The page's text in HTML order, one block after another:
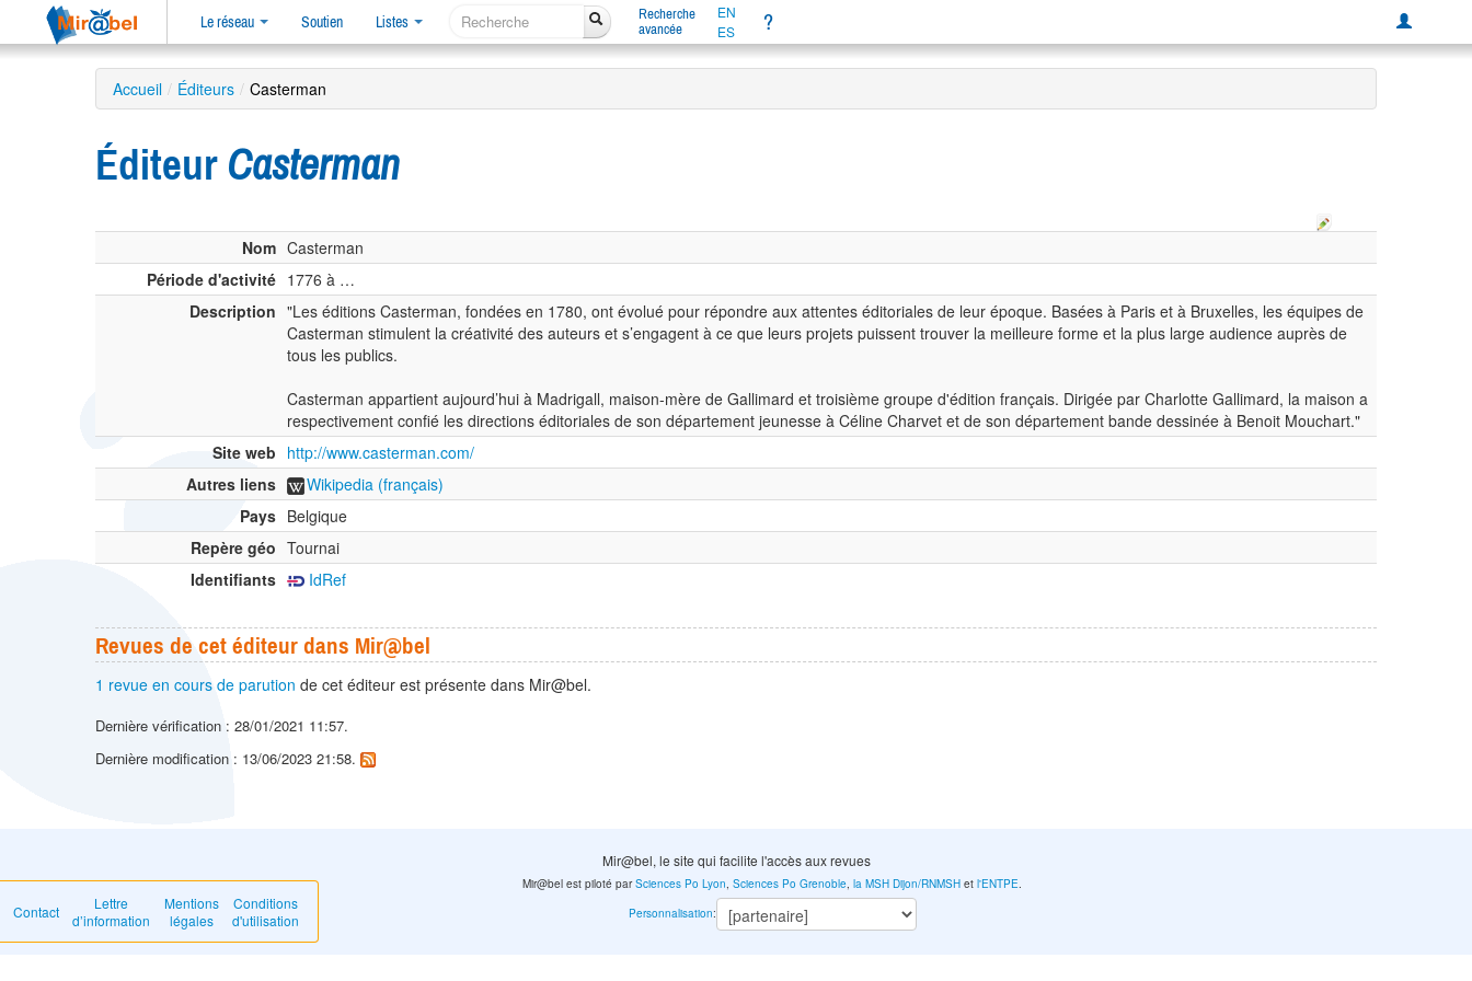
Le réseau Soutien Listes
Recherche
avancée
EN
ES
?
Accueil / Éditeurs / Casterman
Éditeur Casterman
Nom Casterman
Période d'activité 1776 à …
Description "Les éditions Casterman, fondées en 1780, ont évolué pour répondre aux attentes éditoriales de leur époque. Basées à Paris et à Bruxelles, les équipes de
Casterman stimulent la créativité des auteurs et s’engagent à ce que leurs projets puissent trouver la meilleure forme et la plus large audience auprès de
tous les publics.
Casterman appartient aujourd’hui à Madrigall, maison-mère de Gallimard et troisième groupe d'édition français. Dirigée par Charlotte Gallimard, la maison a
respectivement confié les directions éditoriales de son département jeunesse à Céline Charvet et de son département bande dessinée à Benoit Mouchart."
Site web http://www.casterman.com/
Autres liens
Wikipedia (français)
Pays Belgique
Repère géo Tournai
Identifiants
IdRef
Revues de cet éditeur dans Mir@bel
1 revue en cours de parution de cet éditeur est présente dans Mir@bel.
Dernière vérification : 28/01/2021 11:57.
Dernière modification : 13/06/2023 21:58.
Mir@bel, le site qui facilite l'accès aux revues
Contact
Lettre
d’information
Mentions
légales
Conditions
d'utilisation
Mir@bel est piloté parSciences Po Lyon,Sciences Po Grenoble,la MSH Dijon/RNMSH etl'ENTPE.
Personnalisation: